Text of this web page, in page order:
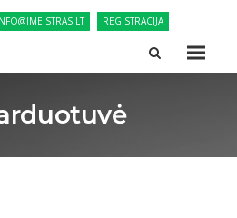
REGISTRACIJA